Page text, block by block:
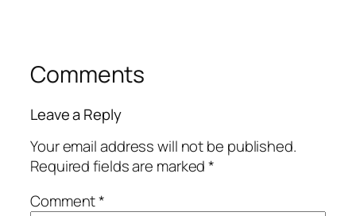
Comments
Leave a Reply
Your email address will not be published.
Required fields are marked*
Comment*